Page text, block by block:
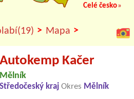
Celé česko»
> Mapa >
Autokemp Kačer
Mělník
Středočeský kraj Okres Mělník